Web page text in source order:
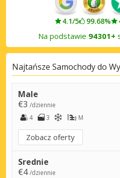
4.1/5 99.68%
Na podstawie 94301+
Najtańsze Samochody do
Male
€3 /dziennie
4
3 M
Zobacz oferty
Srednie
€4/dziennie